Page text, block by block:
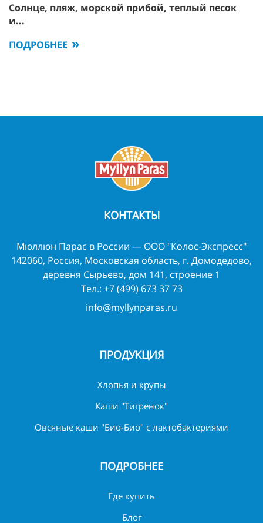
Солнце, пляж, морской прибой, теплый песок
и...
ПОДРОБНЕЕ
КОНТАКТЫ
Мюллюн Парас в России — ООО "Колос-Экспресс"
142060, Россия, Московская область, г. Домодедово,
деревня Сырьево, дом 141, строение 1
Тел.: +7 (499) 673 37 73
info@myllynparas.ru
ПРОДУКЦИЯ
Хлопья и крупы
Каши "Тигренок"
Овсяные каши "Био-Био" с лактобактериями
ПОДРОБНЕЕ
Где купить
Блог